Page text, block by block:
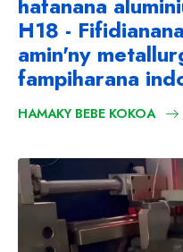
H18 -
amin'ny
fampiharana
HAMAKY BEBE KOKOA